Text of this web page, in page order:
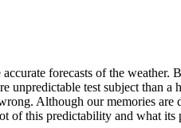
forecasts of the
test subject than a
Although our memories
of this predictability and what